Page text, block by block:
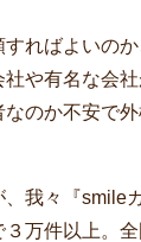
ればよいの
や有名な会
のか不安で
我々『smile
万件以上。